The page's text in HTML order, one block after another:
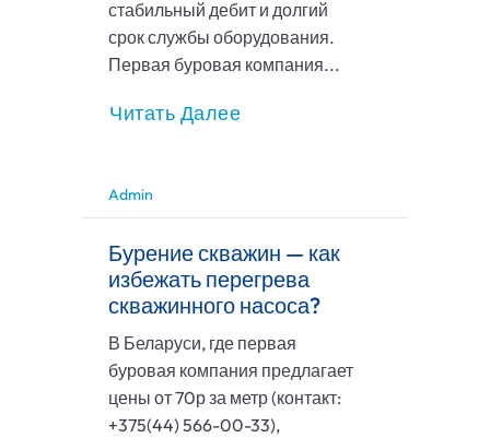
стабильный дебит и долгий
срок службы оборудования.
Первая буровая компания...
Читать Далее
Admin
Бурение скважин — как
избежать перегрева
скважинного насоса?
В Беларуси, где первая
буровая компания предлагает
цены от 70р за метр (контакт:
+375(44) 566-00-33),